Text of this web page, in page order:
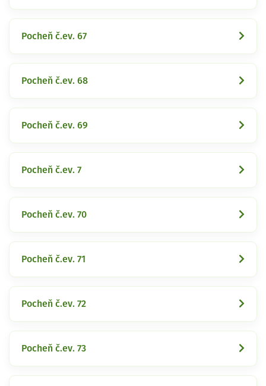
Pocheň č.ev. 67
Pocheň č.ev. 68
Pocheň č.ev. 69
Pocheň č.ev. 7
Pocheň č.ev. 70
Pocheň č.ev. 71
Pocheň č.ev. 72
Pocheň č.ev. 73